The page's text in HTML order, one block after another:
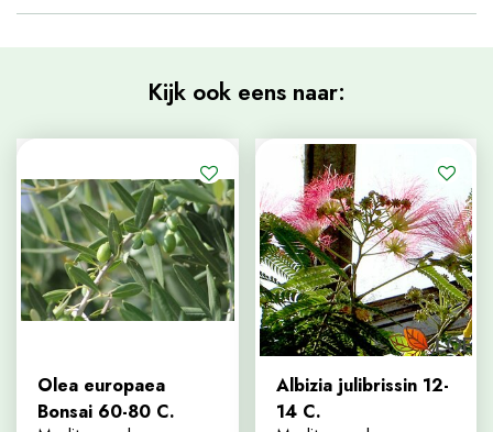
Kijk ook eens naar:
Olea europaea
Bonsai 60-80 C.
Albizia julibrissin 12-
14 C.